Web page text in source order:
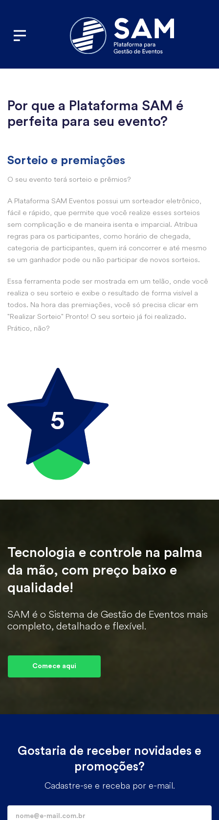
Toggle navigation
Por que a Plataforma SAM é
perfeita para seu evento?
Sorteio e premiações
O seu evento terá sorteio e prêmios?
A Plataforma SAM Eventos possui um sorteador eletrônico,
fácil e rápido, que permite que você realize esses sorteios
sem complicação e de maneira isenta e imparcial. Atribua
regras para os participantes, como horário de chegada,
categoria de participantes, quem irá concorrer e até mesmo
se um ganhador pode ou não participar de novos sorteios.
Essa ferramenta pode ser mostrada em um telão, onde você
realiza o seu sorteio e exibe o resultado de forma visível a
todos. Na hora das premiações, você só precisa clicar em
"Realizar Sorteio" Pronto! O seu sorteio já foi realizado.
Prático, não?
Tecnologia e controle na palma
da mão, com preço baixo e
qualidade!
SAM é o Sistema de Gestão de Eventos mais
completo, detalhado e flexível.
Comece aqui
Gostaria de receber novidades e
promoções?
Cadastre-se e receba por e-mail.